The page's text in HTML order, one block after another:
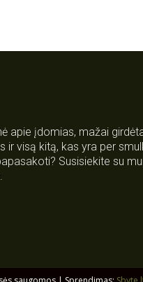
apie įdomias, mažai
ir visą kitą, kas yra per
Susisiekite su